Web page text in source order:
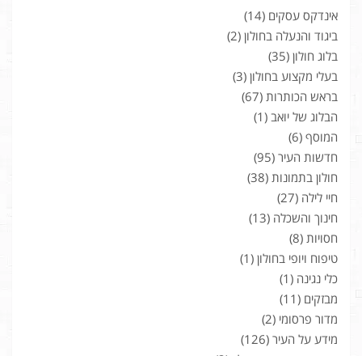
אינדקס עסקים (14)
ביגוד והנעלה בחולון (2)
בלוג חולון (35)
בעלי מקצוע בחולון (3)
בראש הכותרות (67)
הבלוג של יואב (1)
המוסף (6)
חדשות העיר (95)
חולון בתמונות (38)
חיי לילה (27)
חינוך והשכלה (13)
חסויות (8)
טיפוח ויופי בחולון (1)
כלי נגינה (1)
מבזקים (11)
מדור פרסומי (2)
מידע על העיר (126)